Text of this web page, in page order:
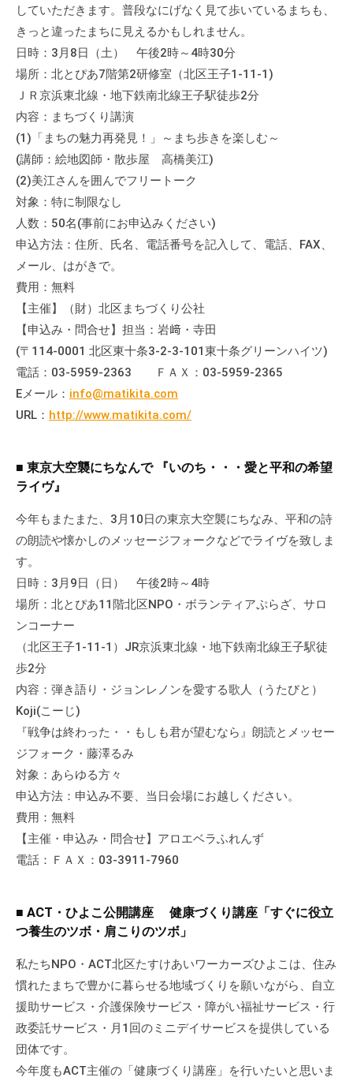
N
P
O
・
ン
テ
ィ
ア
活
動
の
支
援
や
、
活
関
す
合
な
情
報
交
流
の
す
。
様
な
催
し
・
講
座
催
、
や
機
材
の
貸
していただきます。普段なにげなく見て歩いているまちも、
きっと違ったまちに見えるかもしれません。
日時：3月8日（土） 午後2時～4時30分
場所：北とぴあ7階第2研修室（北区王子1-11-1)
ＪＲ京浜東北線・地下鉄南北線王子駅徒歩2分
内容：まちづくり講演
(1)「まちの魅力再発見！」～まち歩きを楽しむ～
(講師：絵地図師・散歩屋 高橋美江)
(2)美江さんを囲んでフリートーク
対象：特に制限なし
人数：50名(事前にお申込みください)
申込方法：住所、氏名、電話番号を記入して、電話、FAX、
メール、はがきで。
費用：無料
【主催】（財）北区まちづくり公社
【申込み・問合せ】担当：岩﨑・寺田
(〒114-0001 北区東十条3-2-3-101東十条グリーンハイツ)
電話：03-5959-2363 ＦＡＸ：03-5959-2365
Eメール： info@matikita.com
URL： http://www.matikita.com/
■ 東京大空襲にちなんで 『いのち・・・愛と平和の希望
ライヴ』
今年もまたまた、3月10日の東京大空襲にちなみ、平和の詩
の朗読や懐かしのメッセージフォークなどでライヴを致しま
す。
日時：3月9日（日） 午後2時～4時
場所：北とぴあ11階北区NPO・ボランティアぷらざ、サロ
ンコーナー
（北区王子1-11-1）JR京浜東北線・地下鉄南北線王子駅徒
歩2分
内容：弾き語り・ジョンレノンを愛する歌人（うたびと）
Koji(こーじ)
『戦争は終わった・・もしも君が望むなら』朗読とメッセー
ジフォーク・藤澤るみ
対象：あらゆる方々
申込方法：申込み不要、当日会場にお越しください。
費用：無料
【主催・申込み・問合せ】アロエベラふれんず
電話：ＦＡＸ：03-3911-7960
■ ACT・ひよこ公開講座 健康づくり講座「すぐに役立
つ養生のツボ・肩こりのツボ」
私たちNPO・ACT北区たすけあいワーカーズひよこは、住み
慣れたまちで豊かに暮らせる地域づくりを願いながら、自立
援助サービス・介護保険サービス・障がい福祉サービス・行
政委託サービス・月1回のミニデイサービスを提供している
団体です。
今年度もACT主催の「健康づくり講座」を行いたいと思いま